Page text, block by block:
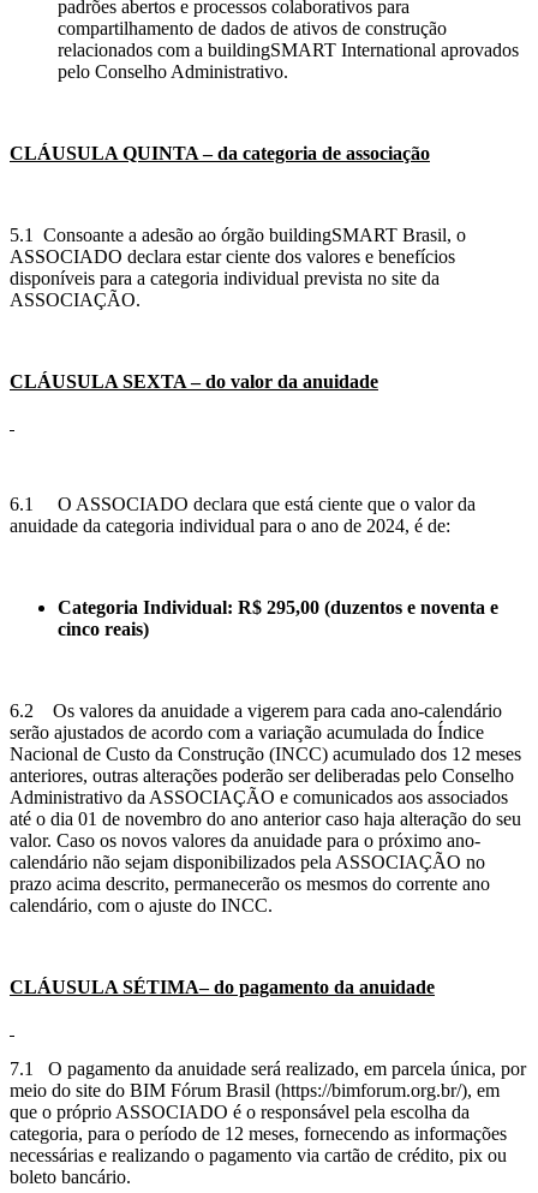
padrões abertos e processos colaborativos para
compartilhamento de dados de ativos de construção
relacionados com a buildingSMART International aprovados
pelo Conselho Administrativo.
CLÁUSULA QUINTA – da categoria de associação
5.1 Consoante a adesão ao órgão buildingSMART Brasil, o
ASSOCIADO declara estar ciente dos valores e benefícios
disponíveis para a categoria individual prevista no site da
ASSOCIAÇÃO.
CLÁUSULA SEXTA – do valor da anuidade
6.1 O ASSOCIADO declara que está ciente que o valor da
anuidade da categoria individual para o ano de 2024, é de:
Categoria Individual: R$ 295,00 (duzentos e noventa e
cinco reais)
6.2 Os valores da anuidade a vigerem para cada ano-calendário
serão ajustados de acordo com a variação acumulada do Índice
Nacional de Custo da Construção (INCC) acumulado dos 12 meses
anteriores, outras alterações poderão ser deliberadas pelo Conselho
Administrativo da ASSOCIAÇÃO e comunicados aos associados
até o dia 01 de novembro do ano anterior caso haja alteração do seu
valor. Caso os novos valores da anuidade para o próximo ano-
calendário não sejam disponibilizados pela ASSOCIAÇÃO no
prazo acima descrito, permanecerão os mesmos do corrente ano
calendário, com o ajuste do INCC.
CLÁUSULA SÉTIMA– do pagamento da anuidade
7.1 O pagamento da anuidade será realizado, em parcela única, por
meio do site do BIM Fórum Brasil (https://bimforum.org.br/), em
que o próprio ASSOCIADO é o responsável pela escolha da
categoria, para o período de 12 meses, fornecendo as informações
necessárias e realizando o pagamento via cartão de crédito, pix ou
boleto bancário.